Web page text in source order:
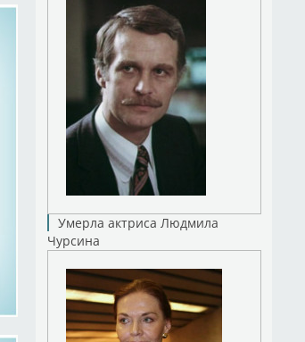
Умерла актриса Людмила
Чурсина